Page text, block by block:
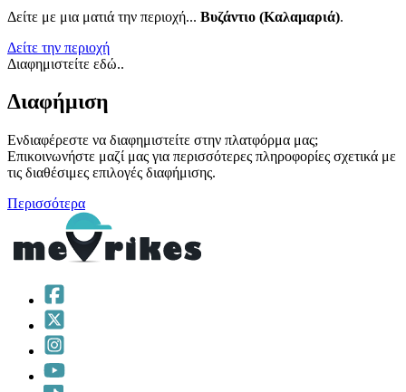
Δείτε με μια ματιά την περιοχή... Βυζάντιο (Καλαμαριά).
Δείτε την περιοχή
Διαφημιστείτε εδώ..
Διαφήμιση
Ενδιαφέρεστε να διαφημιστείτε στην πλατφόρμα μας;
Επικοινωνήστε μαζί μας για περισσότερες πληροφορίες σχετικά με
τις διαθέσιμες επιλογές διαφήμισης.
Περισσότερα